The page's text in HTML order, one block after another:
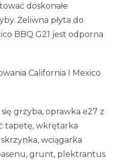
doskonałe
Żeliwna płyta do
BBQ G21 jest odporna
California I Mexico
grzyba, oprawka e27 z
tapetę, wkrętarka
wciągarka
grunt, plektrantus